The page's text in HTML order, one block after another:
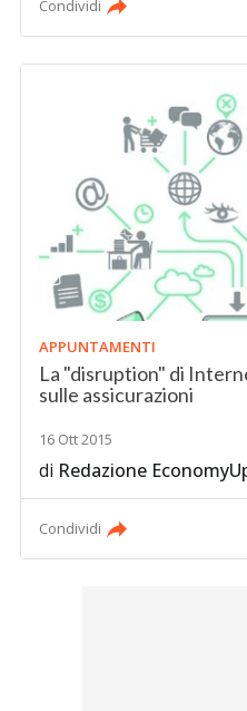
Condividi
APPUNTAMENTI
La "disruption" di
sulle assicurazioni
16 Ott 2015
di Redazione
Condividi